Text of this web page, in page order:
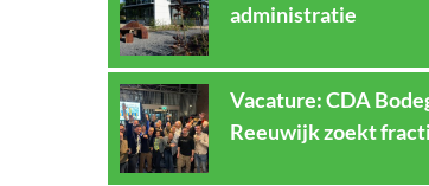
administratie
Vacature: CDA
Reeuwijk zoekt